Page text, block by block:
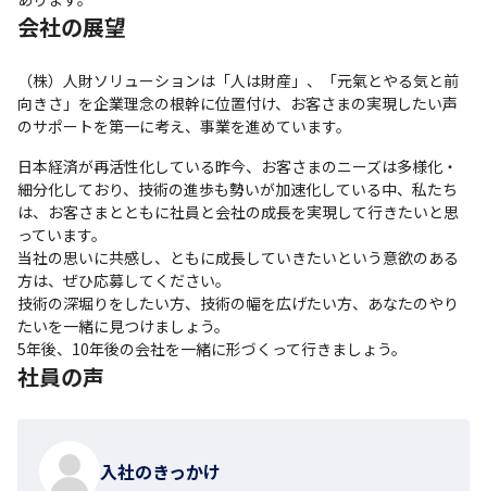
会社の展望
（株）人財ソリューションは「人は財産」、「元氣とやる気と前
向きさ」を企業理念の根幹に位置付け、お客さまの実現したい声
のサポートを第一に考え、事業を進めています。
日本経済が再活性化している昨今、お客さまのニーズは多様化・
細分化しており、技術の進歩も勢いが加速化している中、私たち
は、お客さまとともに社員と会社の成長を実現して行きたいと思
っています。
当社の思いに共感し、ともに成長していきたいという意欲のある
方は、ぜひ応募してください。
技術の深堀りをしたい方、技術の幅を広げたい方、あなたのやり
たいを一緒に見つけましょう。
5年後、10年後の会社を一緒に形づくって行きましょう。
社員の声
入社のきっかけ